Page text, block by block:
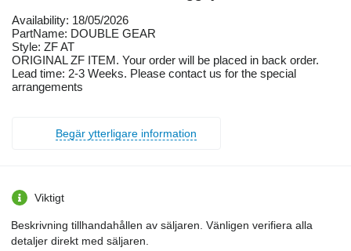
Availability: 18/05/2026
PartName: DOUBLE GEAR
Style: ZF AT
ORIGINAL ZF ITEM. Your order will be placed in back order.
Lead time: 2-3 Weeks. Please contact us for the special
arrangements
Begär ytterligare information
Viktigt
Beskrivning tillhandahållen av säljaren. Vänligen verifiera alla
detaljer direkt med säljaren.